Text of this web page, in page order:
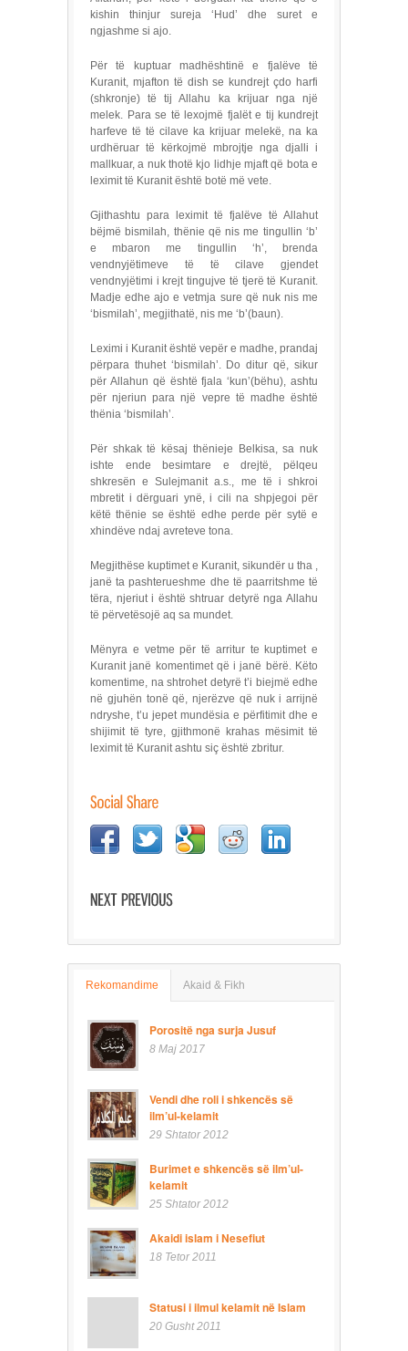
kishin thinjur sureja ‘Hud’ dhe suret e
ngjashme si ajo.
Për të kuptuar madhështinë e fjalëve të
Kuranit, mjafton të dish se kundrejt çdo harfi
(shkronje) të tij Allahu ka krijuar nga një
melek. Para se të lexojmë fjalët e tij kundrejt
harfeve të të cilave ka krijuar melekë, na ka
urdhëruar të kërkojmë mbrojtje nga djalli i
mallkuar, a nuk thotë kjo lidhje mjaft që bota e
leximit të Kuranit është botë më vete.
Gjithashtu para leximit të fjalëve të Allahut
bëjmë bismilah, thënie që nis me tingullin ‘b’
e mbaron me tingullin ‘h’, brenda
vendnyjëtimeve të të cilave gjendet
vendnyjëtimi i krejt tingujve të tjerë të Kuranit.
Madje edhe ajo e vetmja sure që nuk nis me
‘bismilah’, megjithatë, nis me ‘b’(baun).
Leximi i Kuranit është vepër e madhe, prandaj
përpara thuhet ‘bismilah’. Do ditur që, sikur
për Allahun që është fjala ‘kun’(bëhu), ashtu
për njeriun para një vepre të madhe është
thënia ‘bismilah’.
Për shkak të kësaj thënieje Belkisa, sa nuk
ishte ende besimtare e drejtë, pëlqeu
shkresën e Sulejmanit a.s., me të i shkroi
mbretit i dërguari ynë, i cili na shpjegoi për
këtë thënie se është edhe perde për sytë e
xhindëve ndaj avreteve tona.
Megjithëse kuptimet e Kuranit, sikundër u tha ,
janë ta pashterueshme dhe të paarritshme të
tëra, njeriut i është shtruar detyrë nga Allahu
të përvetësojë aq sa mundet.
Mënyra e vetme për të arritur te kuptimet e
Kuranit janë komentimet që i janë bërë. Këto
komentime, na shtrohet detyrë t’i biejmë edhe
në gjuhën tonë që, njerëzve që nuk i arrijnë
ndryshe, t’u jepet mundësia e përfitimit dhe e
shijimit të tyre, gjithmonë krahas mësimit të
leximit të Kuranit ashtu siç është zbritur.
Rekomandime Akaid & Fikh
Porositë nga surja Jusuf
8 Maj 2017
Vendi dhe roli i shkencës së
ilm’ul-kelamit
29 Shtator 2012
Burimet e shkencës së ilm’ul-
kelamit
25 Shtator 2012
Akaidi islam i Nesefiut
18 Tetor 2011
Statusi i ilmul kelamit në Islam
20 Gusht 2011